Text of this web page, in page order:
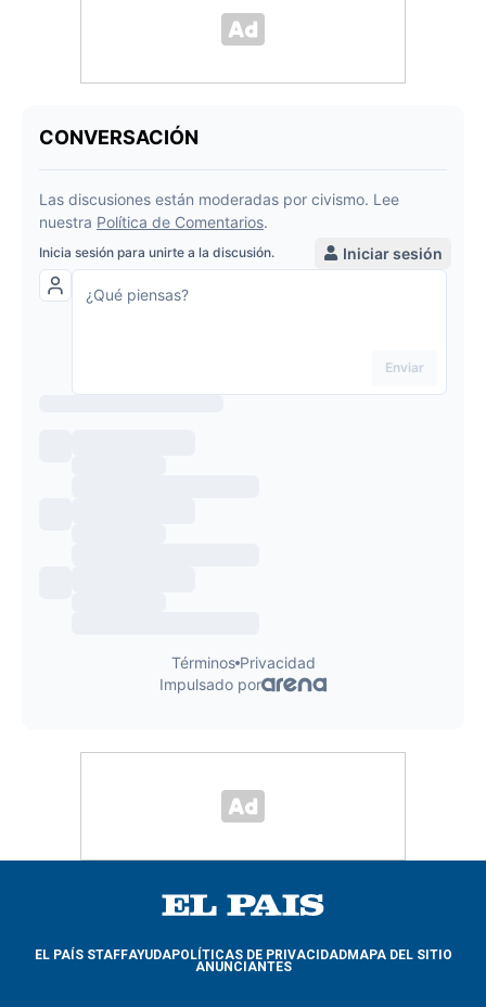
EL PAÍS STAFFAYUDAPOLÍTICAS DE PRIVACIDADMAPA DEL SITIO
ANUNCIANTES